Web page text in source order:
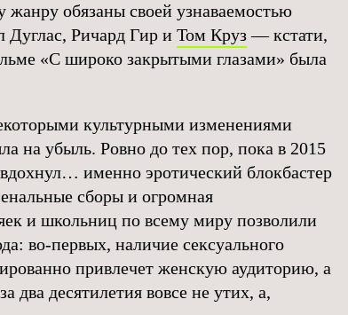
обязаны своей узнаваемостью
Дуглас, Ричард Гир и Том Круз— кстати,
«С широко закрытыми глазами» была
культурными изменениями
на убыль. Ровно до тех пор, пока в 2015
именно эротический блокбастер
сборы и огромная
и школьниц по всему миру позволили
во-первых, наличие сексуального
привлечет женскую аудиторию, а
два десятилетия вовсе не утих, а,